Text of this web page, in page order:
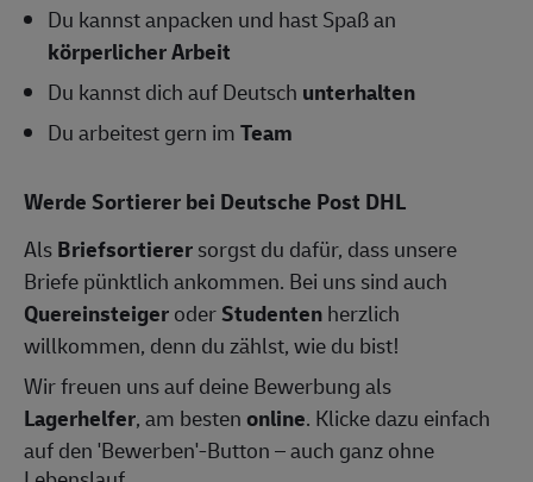
Du kannst anpacken und hast Spaß an
körperlicher Arbeit
Du kannst dich auf Deutsch unterhalten
Du arbeitest gern imTeam
Werde Sortierer bei Deutsche Post DHL
AlsBriefsortierersorgst du dafür, dass unsere
Briefe pünktlich ankommen. Bei uns sind auch
QuereinsteigeroderStudentenherzlich
willkommen, denn du zählst, wie du bist!
Wir freuen uns auf deine Bewerbung als
Lagerhelfer, am bestenonline. Klicke dazu einfach
auf den 'Bewerben'-Button – auch ganz ohne